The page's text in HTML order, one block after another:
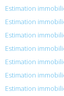
Estimation
Estimation
Estimation
Estimation
Estimation
Estimation
Estimation